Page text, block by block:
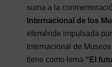
suma a la
Internacional de los
efeméride impulsada
Internacional de
tiene como lema “El